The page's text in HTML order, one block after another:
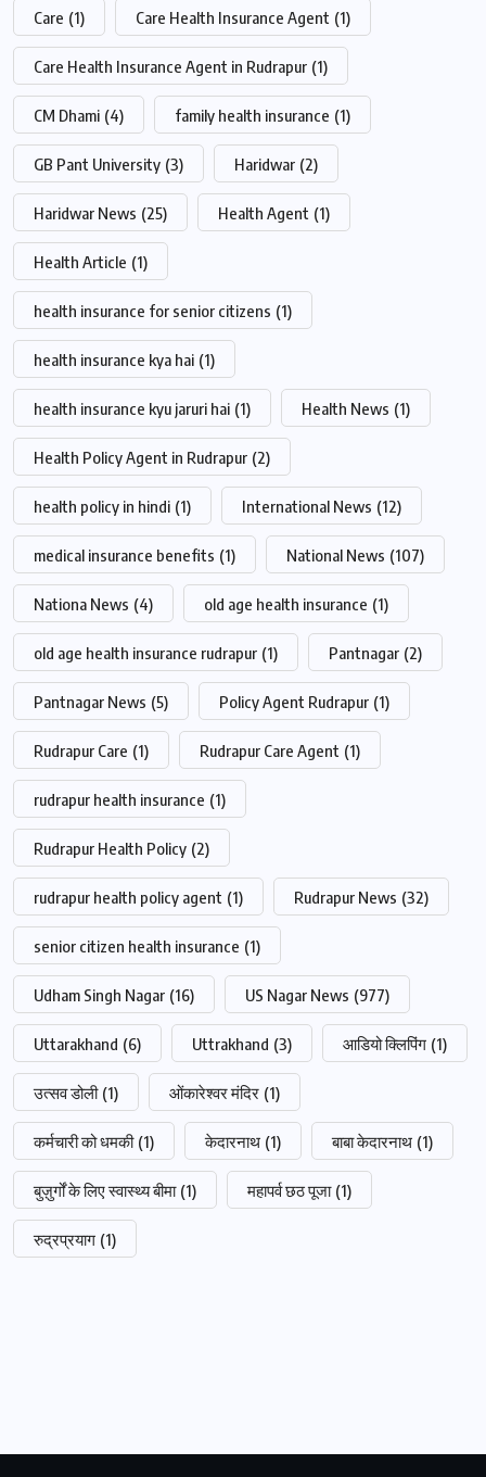
Care (1) Care Health Insurance Agent (1)
Care Health Insurance Agent in Rudrapur (1)
CM Dhami (4) family health insurance (1)
GB Pant University (3) Haridwar (2)
Haridwar News (25) Health Agent (1)
Health Article (1)
health insurance for senior citizens (1)
health insurance kya hai (1)
health insurance kyu jaruri hai (1) Health News (1)
Health Policy Agent in Rudrapur (2)
health policy in hindi (1) International News (12)
medical insurance benefits (1) National News (107)
Nationa News (4) old age health insurance (1)
old age health insurance rudrapur (1) Pantnagar (2)
Pantnagar News (5) Policy Agent Rudrapur (1)
Rudrapur Care (1) Rudrapur Care Agent (1)
rudrapur health insurance (1)
Rudrapur Health Policy (2)
rudrapur health policy agent (1) Rudrapur News (32)
senior citizen health insurance (1)
Udham Singh Nagar (16) US Nagar News (977)
Uttarakhand (6) Uttrakhand (3) आडियो क्लिपिंग (1)
उत्सव डोली (1) ओंकारेश्वर मंदिर (1)
कर्मचारी को धमकी (1) केदारनाथ (1) बाबा केदारनाथ (1)
बुज़ुर्गों के लिए स्वास्थ्य बीमा (1) महापर्व छठ पूजा (1)
रुद्रप्रयाग (1)